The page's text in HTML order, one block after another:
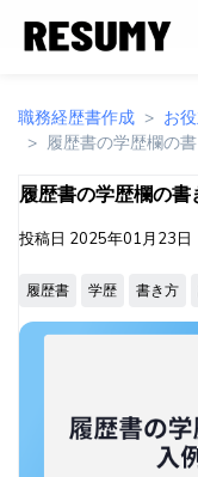
職務経歴書作成
お
履歴書の学歴欄の
履歴書の学歴欄の
投稿日 2025年01月23日
履歴書 学歴 書き方